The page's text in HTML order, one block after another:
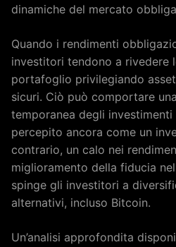
dinamiche del mercato
Quando i rendimenti
investitori tendono a rivedere
portafoglio privilegiando
sicuri. Ciò può comportare
temporanea degli
percepito ancora come un
contrario, un calo nei
miglioramento della fiducia
spinge gli investitori a
alternativi, incluso Bitcoin.
Un’analisi approfondita